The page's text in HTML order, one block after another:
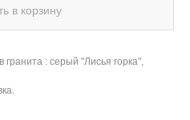
в корзину
: серый "Лисья горка",